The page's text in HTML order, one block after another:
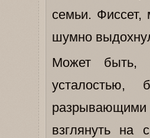
семьи. Фиссет,
шумно
Может быть,
усталостью,
взглянуть на